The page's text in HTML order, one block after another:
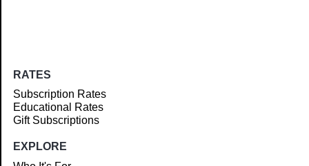
RATES
Subscription Rates
Educational Rates
Gift Subscriptions
EXPLORE